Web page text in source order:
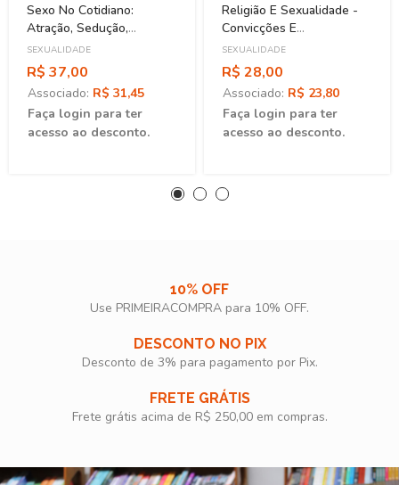
Sexo No Cotidiano:
Atração, Sedução,
Encontro, Intimidade
SEXUALIDADE
R$ 37,00
Associado: R$ 31,45
Faça login para ter
acesso ao desconto.
Religião E Sexualidade -
Convicções E
Responsabilidades
SEXUALIDADE
R$ 28,00
Associado: R$ 23,80
Faça login para ter
acesso ao desconto.
10% OFF
Use PRIMEIRACOMPRA para 10% OFF.​
DESCONTO NO PIX
Desconto de 3% para pagamento por Pix.
FRETE GRÁTIS
Frete grátis acima de R$ 250,00 em compras.